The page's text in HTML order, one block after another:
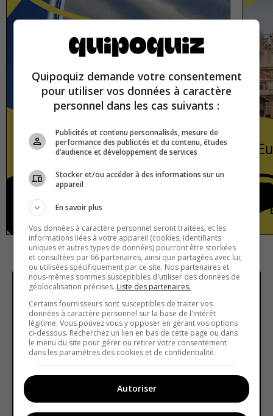
Quebec
Americas
Subscribe to our
newsletter
Email address
SUBSCRIBE
Quipoquiz demande votre consentement
pour utiliser vos données à caractère
personnel dans les cas suivants :
Publicités et contenu personnalisés, mesure de
performance des publicités et du contenu, études
d’audience et développement de services
Stocker et/ou accéder à des informations sur un
appareil
En savoir plus
Vos données à caractère personnel seront traitées, et les
informations liées à votre appareil (cookies, identifiants
uniques et autres types de données) pourront être stockées
et consultées par 66 partenaires, ainsi que partagées avec lui,
ou utilisées spécifiquement par ce site. Nos partenaires et
nous-mêmes sommes susceptibles d'utiliser des données de
géolocalisation précises. Liste des partenaires.
Certains fournisseurs sont susceptibles de traiter vos
données à caractère personnel sur la base de l'intérêt
légitime. Vous pouvez vous y opposer en gérant vos options
ci-dessous. Recherchez un lien en bas de cette page ou dans
le menu du site pour gérer ou retirer votre consentement
dans les paramètres des cookies et de confidentialité.
Autoriser